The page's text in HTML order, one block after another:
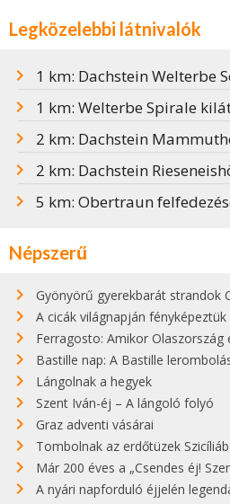
Legközelebbi látnivalók
1 km: Dachstein Welterbe
1 km: Welterbe Spirale
2 km: Dachstein
2 km: Dachstein
5 km: Obertraun
Népszerű
Gyönyörű gyerekbarát strandok
A cicák világnapján fényképeztük ezt a
Ferragosto: Amikor Olaszország
Bastille nap: A Bastille lerombolása az
Lángolnak a hegyek
Szent Iván-éj – A lángoló folyó
Graz adventi vásárai
Tombolnak az erdőtüzek
Már 200 éves a „Csendes éj!
A nyári napforduló éjjelén legendás hegyi